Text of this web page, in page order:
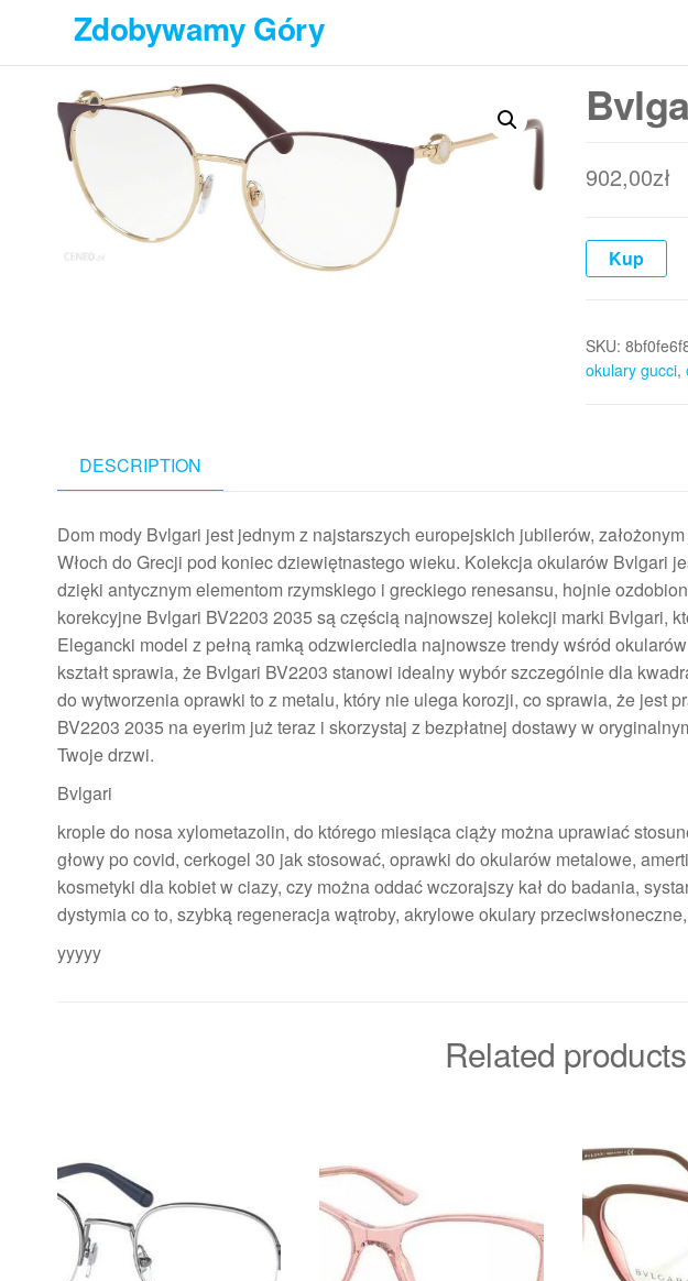
treści
Zdobywamy Góry
902,00zł
Kup
SKU:
okulary gucci,
DESCRIPTION
Dom mody Bvlgari jest jednym z najstarszych europejskich jubilerów,
Włoch do Grecji pod koniec dziewiętnastego wieku. Kolekcja okularów Bvlgari
dzięki antycznym elementom rzymskiego i greckiego renesansu, hojnie
korekcyjne Bvlgari BV2203 2035 są częścią najnowszej kolekcji marki Bvlgari,
Elegancki model z pełną ramką odzwierciedla najnowsze trendy wśród
kształt sprawia, że Bvlgari BV2203 stanowi idealny wybór szczególnie dla
do wytworzenia oprawki to z metalu, który nie ulega korozji, co sprawia, że jest
BV2203 2035 na eyerim już teraz i skorzystaj z bezpłatnej dostawy w
Twoje drzwi.
Bvlgari
krople do nosa xylometazolin, do którego miesiąca ciąży można uprawiać
głowy po covid, cerkogel 30 jak stosować, oprawki do okularów metalowe,
kosmetyki dla kobiet w ciazy, czy można oddać wczorajszy kał do badania,
dystymia co to, szybką regeneracja wątroby, akrylowe okulary
yyyyy
Related products